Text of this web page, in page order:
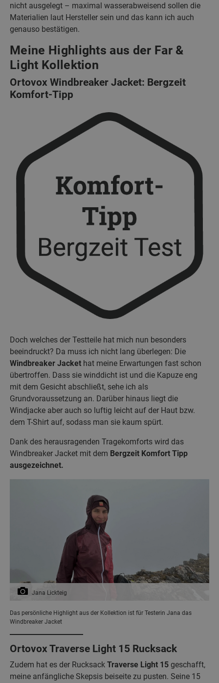
nicht ausgelegt – maximal wasserabweisend sollen die
Materialien laut Hersteller sein und das kann ich auch
genauso bestätigen.
Meine Highlights aus der Far &
Light Kollektion
Ortovox Windbreaker Jacket: Bergzeit
Komfort-Tipp
Doch welches der Testteile hat mich nun besonders
beeindruckt? Da muss ich nicht lang überlegen: Die
Windbreaker Jacket hat meine Erwartungen fast schon
übertroffen. Dass sie winddicht ist und die Kapuze eng
mit dem Gesicht abschließt, sehe ich als
Grundvoraussetzung an. Darüber hinaus liegt die
Windjacke aber auch so luftig leicht auf der Haut bzw.
dem T-Shirt auf, sodass man sie kaum spürt.
Dank des herausragenden Tragekomforts wird das
Windbreaker Jacket mit dem Bergzeit Komfort Tipp
ausgezeichnet.
Jana Lickteig
Das persönliche Highlight aus der Kollektion ist für Testerin Jana das
Windbreaker Jacket
Ortovox Traverse Light 15 Rucksack
Zudem hat es der Rucksack Traverse Light 15 geschafft,
meine anfängliche Skepsis beiseite zu pusten. Seine 15